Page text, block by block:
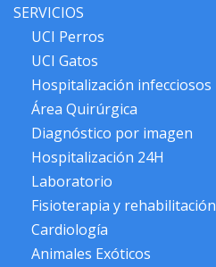
SERVICIOS
UCI Perros
UCI Gatos
Hospitalización infecciosos
Área Quirúrgica
Diagnóstico por imagen
Hospitalización 24H
Laboratorio
Fisioterapia y rehabilitación
Cardiología
Animales Exóticos